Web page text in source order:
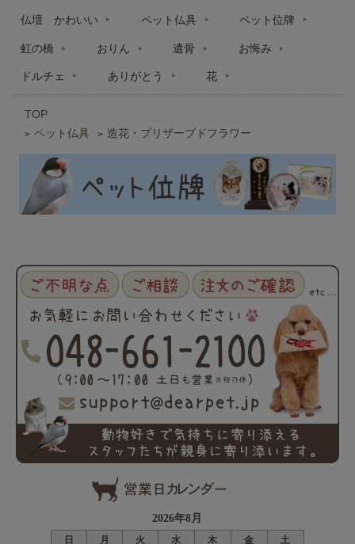
仏壇 かわいい ペット仏具 ペット位牌
虹の橋 おりん 遺骨 お悔み
ドルチェ ありがとう 花
TOP
> ペット仏具 > 造花・プリザーブドフラワー